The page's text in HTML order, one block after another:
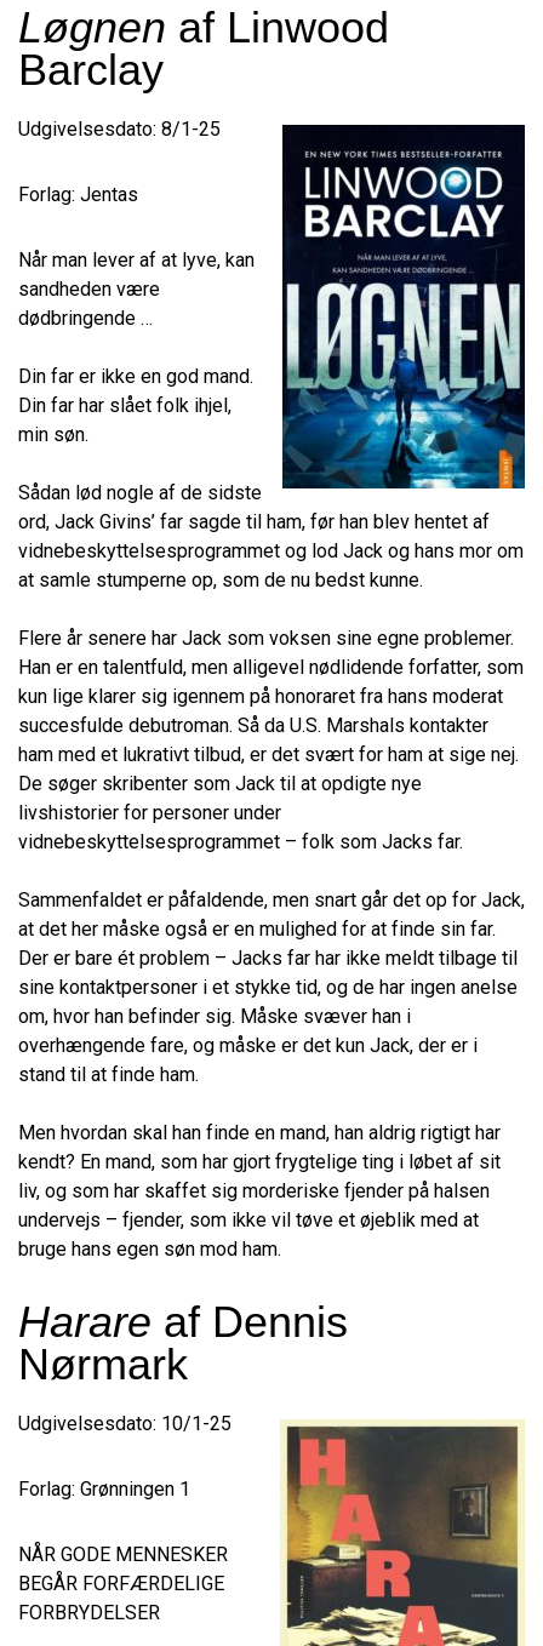
Løgnen af Linwood
Barclay
Udgivelsesdato: 8/1-25
Forlag: Jentas
Når man lever af at lyve, kan
sandheden være
dødbringende …
Din far er ikke en god mand.
Din far har slået folk ihjel,
min søn.
Sådan lød nogle af de sidste
ord, Jack Givins’ far sagde til ham, før han blev hentet af
vidnebeskyttelsesprogrammet og lod Jack og hans mor om
at samle stumperne op, som de nu bedst kunne.
Flere år senere har Jack som voksen sine egne problemer.
Han er en talentfuld, men alligevel nødlidende forfatter, som
kun lige klarer sig igennem på honoraret fra hans moderat
succesfulde debutroman. Så da U.S. Marshals kontakter
ham med et lukrativt tilbud, er det svært for ham at sige nej.
De søger skribenter som Jack til at opdigte nye
livshistorier for personer under
vidnebeskyttelsesprogrammet – folk som Jacks far.
Sammenfaldet er påfaldende, men snart går det op for Jack,
at det her måske også er en mulighed for at finde sin far.
Der er bare ét problem – Jacks far har ikke meldt tilbage til
sine kontaktpersoner i et stykke tid, og de har ingen anelse
om, hvor han befinder sig. Måske svæver han i
overhængende fare, og måske er det kun Jack, der er i
stand til at finde ham.
Men hvordan skal han finde en mand, han aldrig rigtigt har
kendt? En mand, som har gjort frygtelige ting i løbet af sit
liv, og som har skaffet sig morderiske fjender på halsen
undervejs – fjender, som ikke vil tøve et øjeblik med at
bruge hans egen søn mod ham.
Harare af Dennis
Nørmark
Udgivelsesdato: 10/1-25
Forlag: Grønningen 1
NÅR GODE MENNESKER
BEGÅR FORFÆRDELIGE
FORBRYDELSER